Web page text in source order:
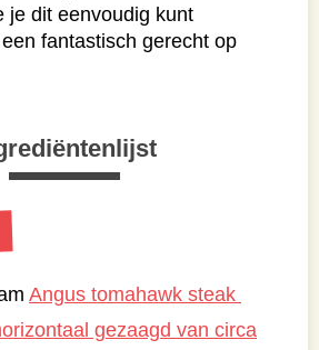
je dit eenvoudig kunt
fantastisch gerecht op
Angus tomahawk steak
gezaagd van circa